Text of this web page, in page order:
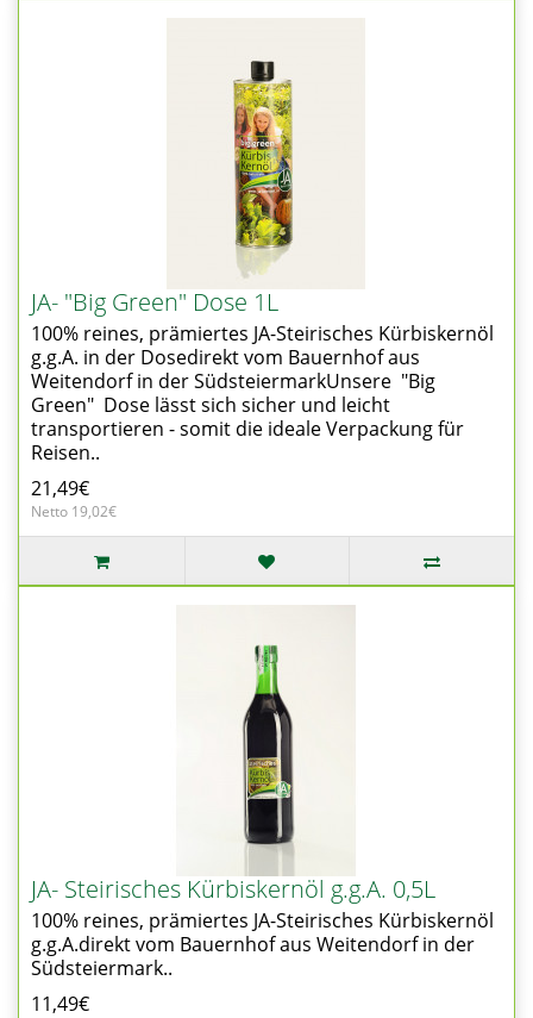
JA- "Big Green" Dose 1L
100% reines, prämiertes JA-Steirisches Kürbiskernöl
g.g.A. in der Dosedirekt vom Bauernhof aus
Weitendorf in der SüdsteiermarkUnsere "Big
Green" Dose lässt sich sicher und leicht
transportieren - somit die ideale Verpackung für
Reisen..
21,49€
Netto 19,02€
JA- Steirisches Kürbiskernöl g.g.A. 0,5L
100% reines, prämiertes JA-Steirisches Kürbiskernöl
g.g.A.direkt vom Bauernhof aus Weitendorf in der
Südsteiermark..
11,49€